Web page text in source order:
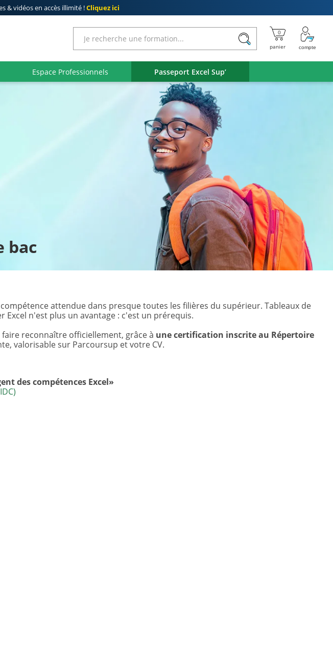
& vidéos en accès illimité !Cliquez ici
Espace Professionnels Passeport Excel Sup’
bac
compétence attendue dans presque toutes les filières du supérieur. Tableaux de
n'est plus un avantage : c'est un prérequis.
reconnaître officiellement, grâce à une certification inscrite au Répertoire
valorisable sur Parcoursup et votre CV.
des compétences Excel»